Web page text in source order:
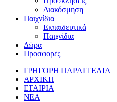
Διακόσμηση
Παιχνίδια
Εκπαιδευτικά
Παιχνίδια
Δώρα
Προσφορές
ΓΡΗΓΟΡΗ ΠΑΡΑΓΓΕΛΙΑ
ΑΡΧΙΚΗ
ΕΤΑΙΡΙΑ
ΝΕΑ